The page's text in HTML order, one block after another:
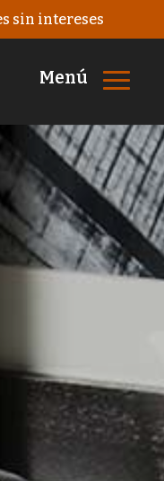
sin intereses
Menú